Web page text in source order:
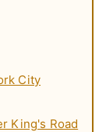
City
King's Road